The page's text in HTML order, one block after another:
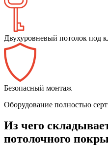
Двухуровневый потолок под
Безопасный монтаж
Оборудование полностью
Из чего
потолочного